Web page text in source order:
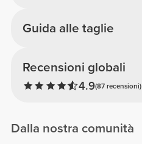
Recensioni globali
4.9(87 recensioni)
Guida alle taglie
Dalla nostra comunità